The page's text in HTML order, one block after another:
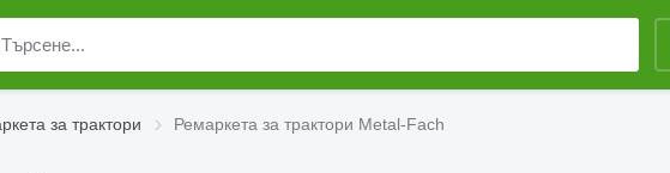
за трактори Ремаркета за трактори Metal-Fach